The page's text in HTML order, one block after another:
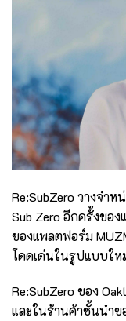
Re:SubZero วางจำ
Sub Zero อีกครั้งขอ
ของแพลตฟอร์ม
โดดเด่นในรูปแบบใ
Re:SubZero ของ
และในร้านค้าชั้นนำข